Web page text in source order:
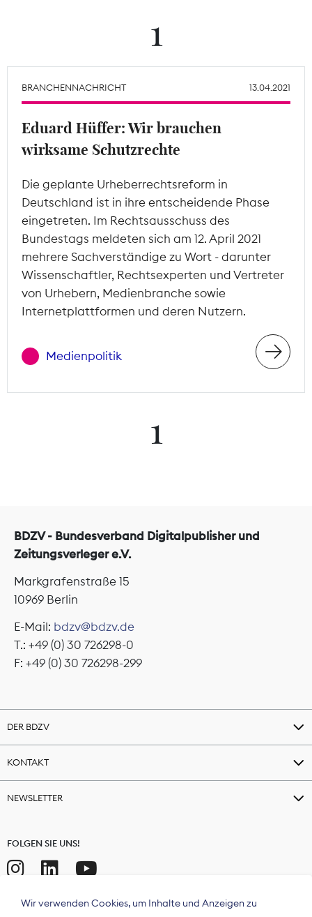
Wächterpreis
Mitgliederbereich
1
BRANCHENNACHRICHT 13.04.2021
Eduard Hüffer: Wir brauchen
wirksame Schutzrechte
Die geplante Urheberrechtsreform in
Deutschland ist in ihre entscheidende Phase
eingetreten. Im Rechtsausschuss des
Bundestags meldeten sich am 12. April 2021
mehrere Sachverständige zu Wort - darunter
Wissenschaftler, Rechtsexperten und Vertreter
von Urhebern, Medienbranche sowie
Internetplattformen und deren Nutzern.
Medienpolitik
1
BDZV - Bundesverband Digitalpublisher und
Zeitungsverleger e.V.
Markgrafenstraße 15
10969 Berlin
E-Mail: bdzv@bdzv.de
T.: +49 (0) 30 726298-0
F: +49 (0) 30 726298-299
DER BDZV
KONTAKT
NEWSLETTER
FOLGEN SIE UNS!
Wir verwenden Cookies, um Inhalte und Anzeigen zu